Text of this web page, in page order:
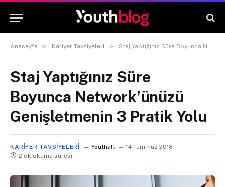
Anasayfa » Kariyer Tavsiyeleri » Staj Yaptığınız Süre Boyunca Network’ünüzü Genişletmenin 3 Pratik Yolu
Staj Yaptığınız Süre
Boyunca Network’ünüzü
Genişletmenin 3 Pratik Yolu
KARIYER TAVSIYELERI Youthall
14 Temmuz 2018
2 dk okuma süresi